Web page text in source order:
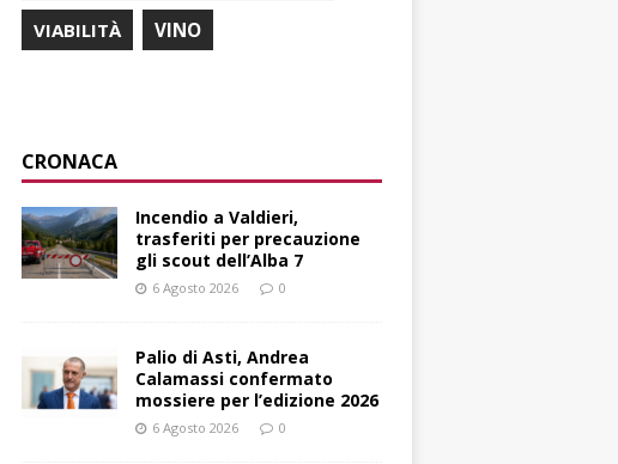
VIABILITÀ VINO
CRONACA
Incendio a Valdieri,
trasferiti per precauzione
gli scout dell’Alba 7
6 Agosto 2026 0
Palio di Asti, Andrea
Calamassi confermato
mossiere per l’edizione 2026
6 Agosto 2026 0